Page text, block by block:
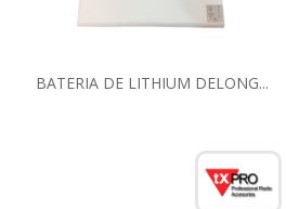
BATERIA DE LITHIUM DELONG...